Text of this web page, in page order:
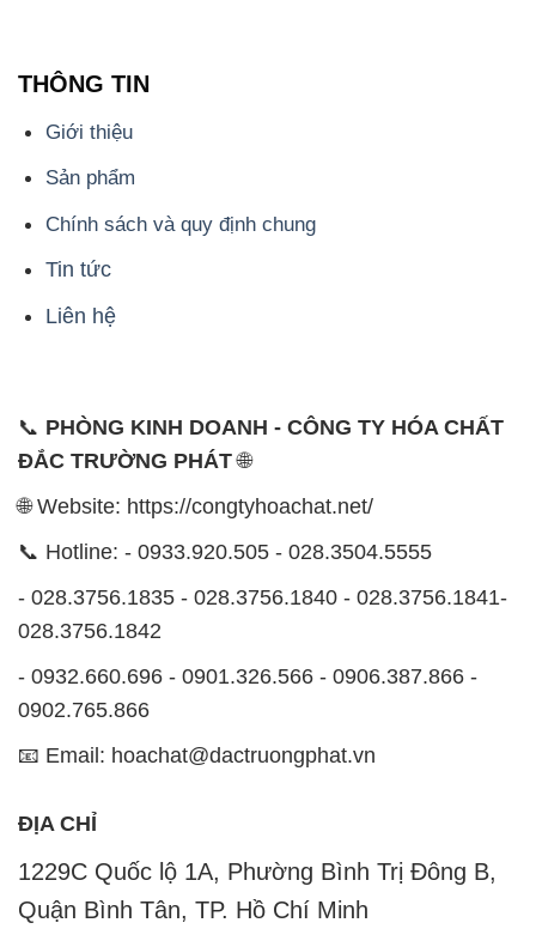
THÔNG TIN
Giới thiệu
Sản phẩm
Chính sách và quy định chung
Tin tức
Liên hệ
📞 PHÒNG KINH DOANH - CÔNG TY HÓA CHẤT
ĐẮC TRƯỜNG PHÁT🌐
🌐 Website: https://congtyhoachat.net/
📞 Hotline: - 0933.920.505 - 028.3504.5555
- 028.3756.1835 - 028.3756.1840 - 028.3756.1841-
028.3756.1842
- 0932.660.696 - 0901.326.566 - 0906.387.866 -
0902.765.866
📧 Email: hoachat@dactruongphat.vn
ĐỊA CHỈ
1229C Quốc lộ 1A, Phường Bình Trị Đông B,
Quận Bình Tân, TP. Hồ Chí Minh